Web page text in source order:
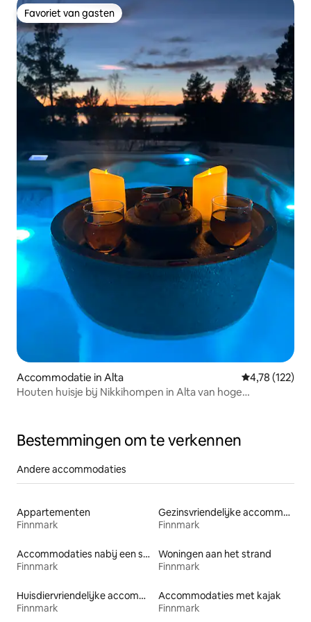
Favoriet van gasten
Favoriet van gasten
Accommodatie in Alta Gemiddelde
4,78 (122)
Houten huisje bij Nikkihompen in Alta van hoge
Bestemmingen om te verkennen
Andere accommodaties
Appartementen
Finnmark
Gezinsvriendelijke accommodaties
Finnmark
Accommodaties nabij een strand
Finnmark
Woningen aan het strand
Finnmark
Huisdiervriendelijke accommodaties
Finnmark
Accommodaties met kajak
Finnmark